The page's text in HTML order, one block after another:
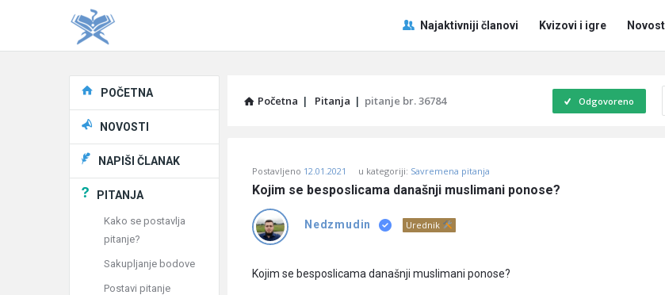
Pitaj
Učene
Navigacija
Najaktivniji članovi Kvizovi i igre
Početna | Pitanja | pitanje br. 36784 Odgovoreno
Učene
Latest
Pitanja
Postavljeno 12.01.2021 u kategoriji: Savremena pitanja
Kojim se besposlicama današnji muslimani ponose?
Nedzmudin Urednik
Kojim se besposlicama današnji muslimani ponose?
Explore
POČETNA
NOVOSTI
NAPIŠI ČLANAK
PITANJA
Kako se postavlja
pitanje?
Sakupljanje bodove
Postavi pitanje